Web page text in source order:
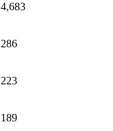
4,683
286
223
189